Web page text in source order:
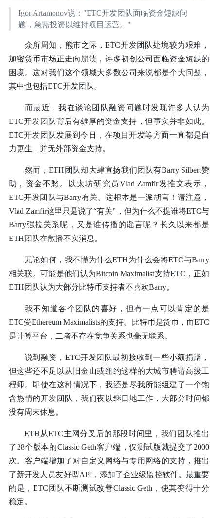
Igor Artamonov说："ETC开发团队面临资金短缺问
题，急需投资以维持项目运营。"
众所周知，熊市之际，ETC开发团队处境较为艰难，
加密货币市场正走向崩溃，许多初创公司面临资金短缺的
困境。这对我们这个领域大多数公司来说都是个大问题，
其中也包括ETC开发团队。
而最近，我在谈论团队融资问题时发现许多人认为
ETC开发团队背后有雄厚的资金支持，但事实并非如此。
ETC开发团队发展到今日，在项目开发等方面一直都是自
力更生，并无外部资金支持。
然而，ETH团队却大肆宣扬我们团队有Barry Silbert赞
助，资金不愁。以太坊研究员Vlad Zamfir发推文表示，
ETC开发团队与Barry有关。这根本是一派胡言！请注意，
Vlad Zamfir这里只是说了“有关”，但为什么不提谁将ETC与
Barry强拉关系呢，又是谁传播的谣言呢？长久以来都是
ETH团队在散播不实消息。
无论如何，我不懂为什么ETH为什么会将ETC与Barry
相关联。可能是他们认为Bitcoin Maximalist支持ETC，正如
ETH团队认为大部分比特币支持者不喜欢Barry。
我不知道各个团队的喜好，但有一点可以肯定的是
ETC受Ethereum Maximalists的支持。比特币是货币，而ETC
是计算平台，二者不存在竞争关系也毫无联系。
说到融资，ETC开发团队最初接收到一些小额捐赠，
但这些还不足以从旧金山或纽约这样的大城市聘请高级工
程师。即使在这种情况下，我还是尽我所能组建了一个饱
含热情的开发团队，我们夜以继日地工作，大部分时间都
没有周末休息。
ETH从ETC主网分叉后的那段时间里，我们团队推出
了28个版本的Classic Geth客户端，仅测试版就提交了2000
次。客户端增加了对自定义网络与专用网络的支持，推出
了新开发人员友好型API，添加了企业级监控软件。最重要
的是，ETC团队不断测试改善Classic Geth，使其变得十分
稳定。